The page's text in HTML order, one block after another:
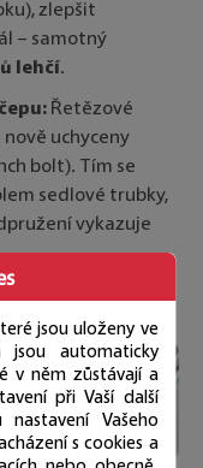
jsou uloženy ve
jsou automaticky
v něm zůstávají a
při Vaší další
Vašeho
s cookies a
zlepšit
– samotný
lehčí.
Řetězové
uchyceny
bolt). Tím se
sedlové trubky,
vykazuje